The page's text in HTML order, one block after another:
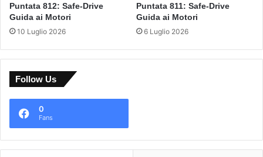
Puntata 812: Safe-Drive
Guida ai Motori
10 Luglio 2026
Puntata 811: Safe-Drive
Guida ai Motori
6 Luglio 2026
Follow Us
0
Fans